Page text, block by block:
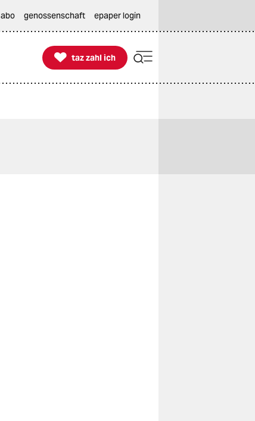
abo genossenschaft epaper login

taz zahl ich
taz zahl ich